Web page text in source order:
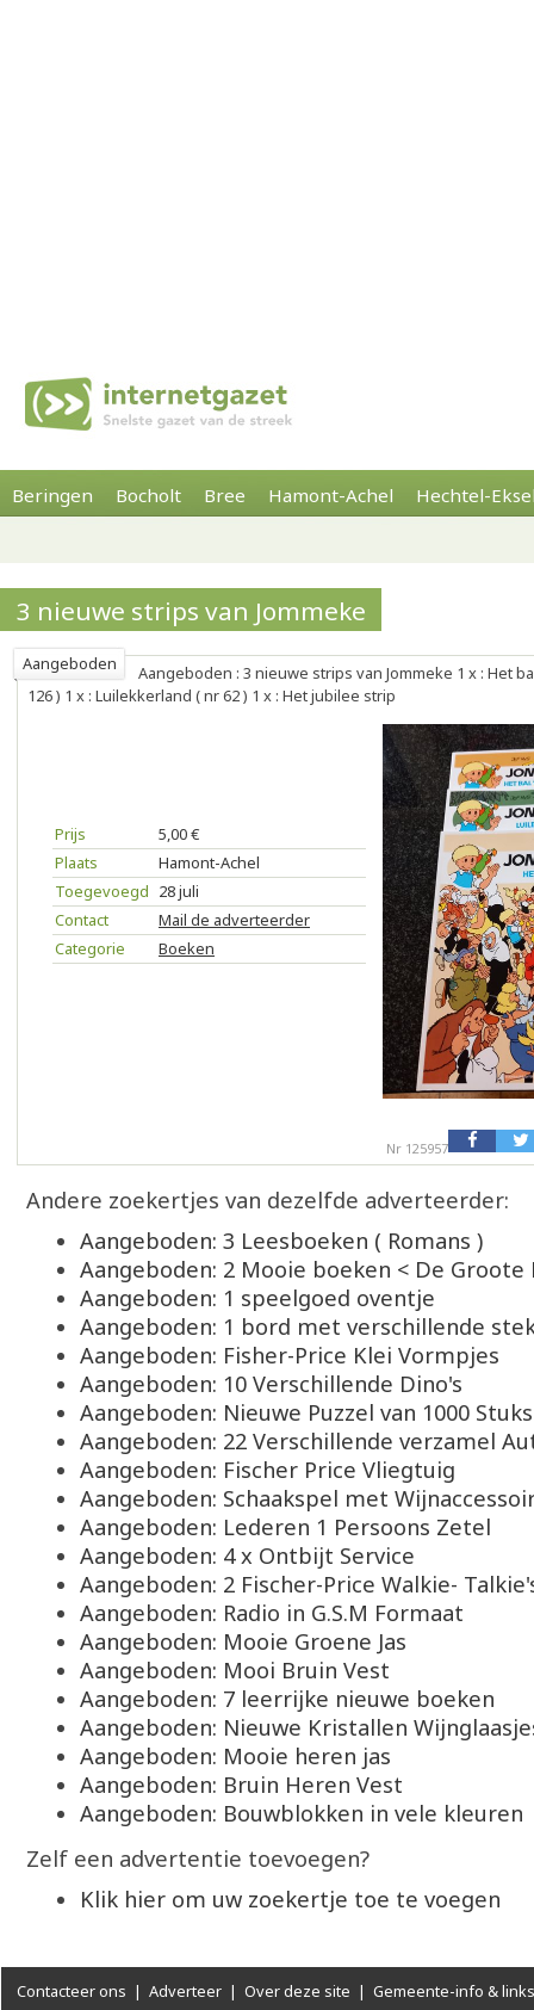
Beringen Bocholt Bree Hamont-Achel Hechtel-
3 nieuwe strips van Jommeke
Aangeboden
Aangeboden : 3 nieuwe strips van Jommeke 1 x : Het
126 ) 1 x : Luilekkerland ( nr 62 ) 1 x : Het jubilee strip
Prijs
5,00 €
Plaats
Hamont-Achel
Toegevoegd 28 juli
Contact
Mail de adverteerder
Categorie
Boeken
Nr 125957
Andere zoekertjes van dezelfde adverteerder:
Aangeboden: 3 Leesboeken ( Romans )
Aangeboden: 2 Mooie boeken < De Groote
Aangeboden: 1 speelgoed oventje
Aangeboden: 1 bord met verschillende
Aangeboden: Fisher-Price Klei Vormpjes
Aangeboden: 10 Verschillende Dino's
Aangeboden: Nieuwe Puzzel van 1000 Stuks
Aangeboden: 22 Verschillende verzamel
Aangeboden: Fischer Price Vliegtuig
Aangeboden: Schaakspel met
Aangeboden: Lederen 1 Persoons Zetel
Aangeboden: 4 x Ontbijt Service
Aangeboden: 2 Fischer-Price Walkie-
Aangeboden: Radio in G.S.M Formaat
Aangeboden: Mooie Groene Jas
Aangeboden: Mooi Bruin Vest
Aangeboden: 7 leerrijke nieuwe boeken
Aangeboden: Nieuwe Kristallen
Aangeboden: Mooie heren jas
Aangeboden: Bruin Heren Vest
Aangeboden: Bouwblokken in vele kleuren
Zelf een advertentie toevoegen?
Klik hier om uw zoekertje toe te voegen
Contacteer ons | Adverteer | Over deze site | Gemeente-info & links